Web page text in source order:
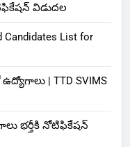
విడుదల
Candidates List for
| TTD SVIMS
భర్తీకి నోటిఫికేషన్